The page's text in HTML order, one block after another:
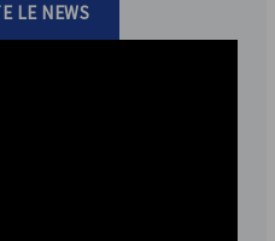
LE NEWS